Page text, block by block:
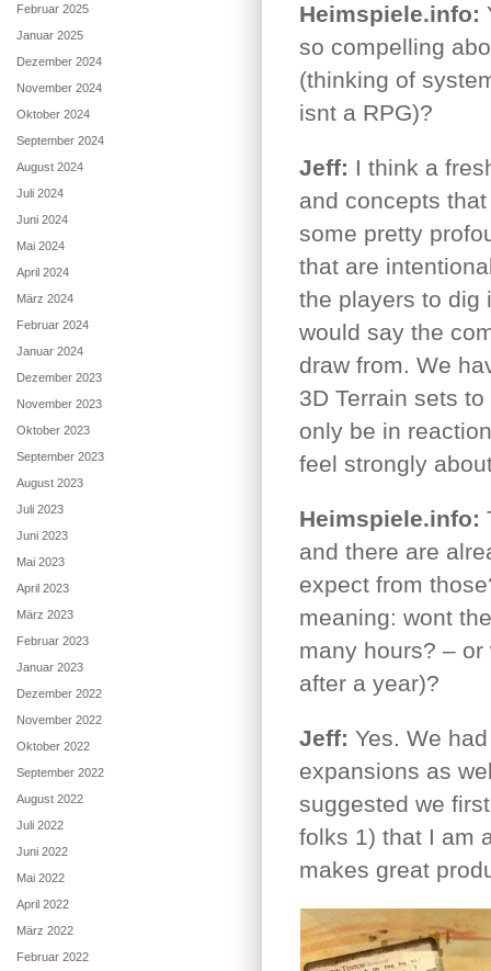
Heimspiele.info:
so compelling
(thinking of
isnt a RPG)?
Jeff: I think a
and concepts
some pretty
that are
the players to dig
would say the
draw from. We
3D Terrain sets
only be in
feel strongly
Heimspiele.info:
and there are
expect from
meaning: wont
many hours? –
after a year)?
Jeff: Yes. We
expansions as
suggested we
folks 1) that I am
makes great
Februar 2025
Januar 2025
Dezember 2024
November 2024
Oktober 2024
September 2024
August 2024
Juli 2024
Juni 2024
Mai 2024
April 2024
März 2024
Februar 2024
Januar 2024
Dezember 2023
November 2023
Oktober 2023
September 2023
August 2023
Juli 2023
Juni 2023
Mai 2023
April 2023
März 2023
Februar 2023
Januar 2023
Dezember 2022
November 2022
Oktober 2022
September 2022
August 2022
Juli 2022
Juni 2022
Mai 2022
April 2022
März 2022
Februar 2022